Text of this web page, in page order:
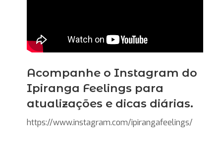
Acompanhe o Instagram do
Ipiranga Feelings para
atualizações e dicas diárias.
https://www.instagram.com/ipirangafeelings/